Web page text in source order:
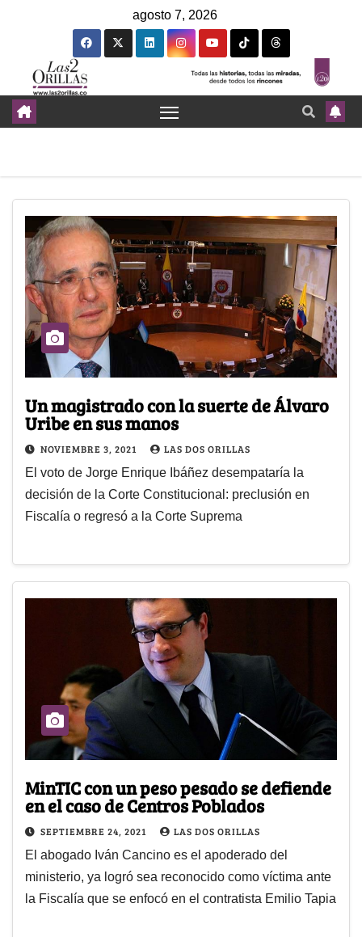
agosto 7, 2026
Un magistrado con la suerte de Álvaro
Uribe en sus manos
NOVIEMBRE 3, 2021 LAS DOS ORILLAS
El voto de Jorge Enrique Ibáñez desempataría la
decisión de la Corte Constitucional: preclusión en
Fiscalía o regresó a la Corte Suprema
MinTIC con un peso pesado se defiende
en el caso de Centros Poblados
SEPTIEMBRE 24, 2021 LAS DOS ORILLAS
El abogado Iván Cancino es el apoderado del
ministerio, ya logró sea reconocido como víctima ante
la Fiscalía que se enfocó en el contratista Emilio Tapia